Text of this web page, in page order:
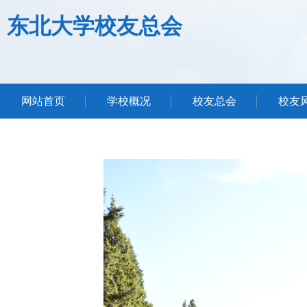
东北大学校友总会
网站首页 学校概况 校友总会 校友